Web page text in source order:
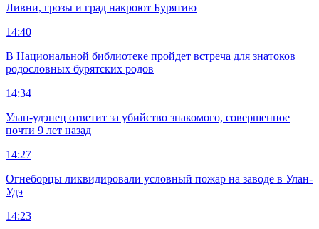
Ливни, грозы и град накроют Бурятию
14:40
В Национальной библиотеке пройдет встреча для знатоков
родословных бурятских родов
14:34
Улан-удэнец ответит за убийство знакомого, совершенное
почти 9 лет назад
14:27
Огнеборцы ликвидировали условный пожар на заводе в Улан-
Удэ
14:23